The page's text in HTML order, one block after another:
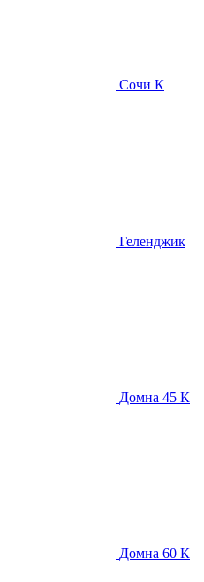
Сочи К
Геленджик
Домна 45 К
Домна 60 К